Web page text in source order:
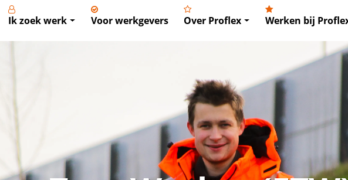
Ik zoek werk Voor werkgevers Over Proflex Werken bij